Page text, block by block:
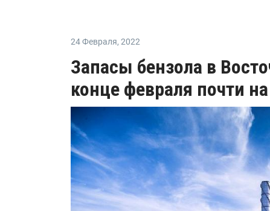
24 Февраля, 2022
Запасы бензола в
конце февраля почти на